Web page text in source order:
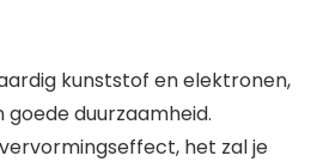
kunststof en elektronen,
duurzaamheid.
het zal je